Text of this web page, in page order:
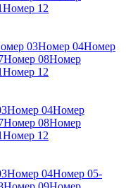
Номер 12
03Номер 04Номер
Номер 08Номер
Номер 12
Номер 04Номер
Номер 08Номер
Номер 12
Номер 04Номер 05-